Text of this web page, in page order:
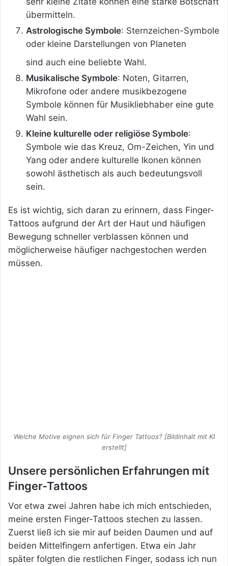
übermitteln.
Astrologische Symbole: Sternzeichen-Symbole
oder kleine Darstellungen von Planeten
sind auch eine beliebte Wahl.
Musikalische Symbole: Noten, Gitarren,
Mikrofone oder andere musikbezogene
Symbole können für Musikliebhaber eine gute
Wahl sein.
Kleine kulturelle oder religiöse Symbole:
Symbole wie das Kreuz, Om-Zeichen, Yin und
Yang oder andere kulturelle Ikonen können
sowohl ästhetisch als auch bedeutungsvoll
sein.
Es ist wichtig, sich daran zu erinnern, dass Finger-
Tattoos aufgrund der Art der Haut und häufigen
Bewegung schneller verblassen können und
möglicherweise häufiger nachgestochen werden
müssen.
Welche Motive eignen sich für Finger Tattoos? [Bildinhalt mit KI
erstellt]
Unsere persönlichen Erfahrungen mit
Finger-Tattoos
Vor etwa zwei Jahren habe ich mich entschieden,
meine ersten Finger-Tattoos stechen zu lassen.
Zuerst ließ ich sie mir auf beiden Daumen und auf
beiden Mittelfingern anfertigen. Etwa ein Jahr
später folgten die restlichen Finger, sodass ich nun